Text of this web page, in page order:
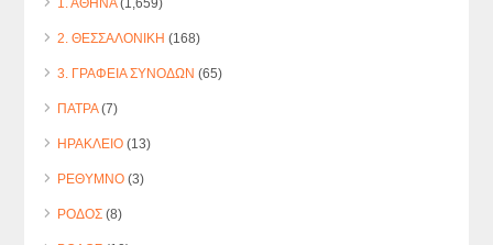
2. ΘΕΣΣΑΛΟΝΙΚΗ (168)
3. ΓΡΑΦΕΙΑ ΣΥΝΟΔΩΝ (65)
ΠΑΤΡΑ(7)
ΗΡΑΚΛΕΙΟ (13)
ΡΕΘΥΜΝΟ (3)
ΡΟΔΟΣ (8)